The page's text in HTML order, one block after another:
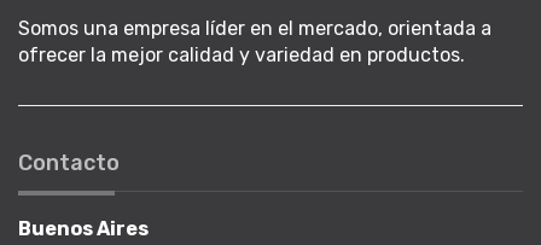
Somos una empresa líder en el mercado, orientada a
ofrecer la mejor calidad y variedad en productos.
Contacto
Buenos Aires